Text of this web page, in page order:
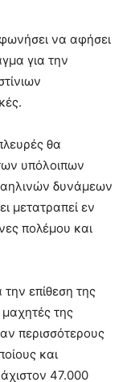
να αφήσει
για την
θα
υπόλοιπων
δυνάμεων
μετατραπεί εν
πολέμου και
επίθεση της
της
περισσότερους
και
47.000